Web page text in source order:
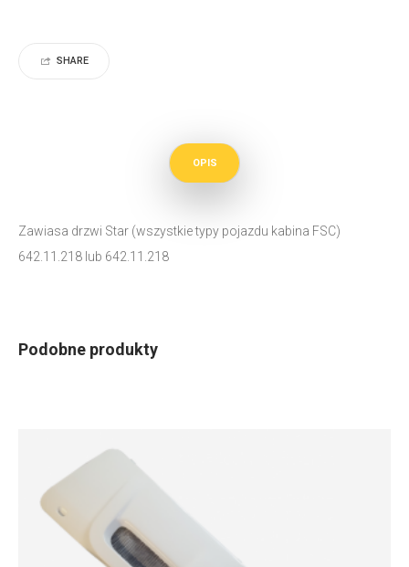
SHARE
OPIS
Zawiasa drzwi Star (wszystkie typy pojazdu kabina FSC)
642.11.218 lub 642.11.218
Podobne produkty